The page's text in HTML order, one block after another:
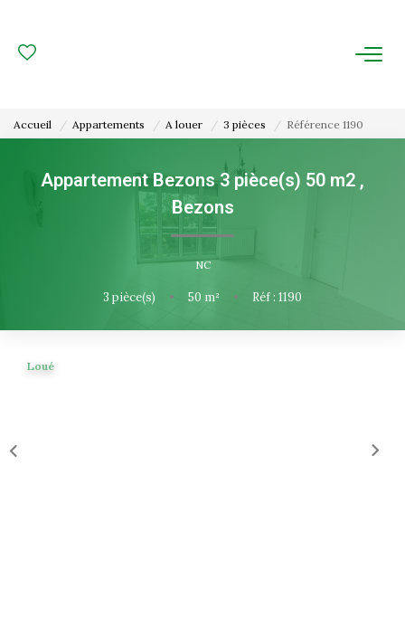
ESTIMATION
FAIRE GÉRER
Gestion Locative
Accueil Appartements A louer 3 pièces Référence 1190
Appartement Bezons 3 pièce(s) 50 m2 ,
Bezons
NC
3 pièce(s) • 50 m² • Réf : 1190
Loué